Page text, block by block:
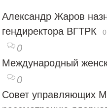
Александр Жаров
гендиректора ВГТРК
0
Международный
0
Совет управляющих